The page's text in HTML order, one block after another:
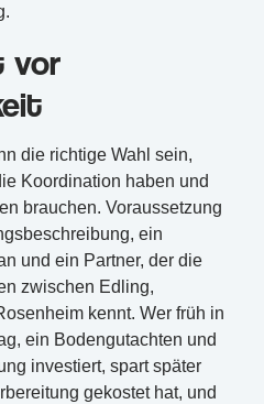
vor
die richtige Wahl sein,
Koordination haben und
brauchen. Voraussetzung
ein
und ein Partner, der die
zwischen Edling,
kennt. Wer früh in
ein Bodengutachten und
investiert, spart später
gekostet hat, und